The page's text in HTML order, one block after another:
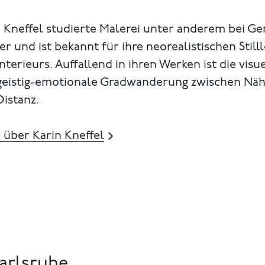
Kneffel studierte Malerei unter anderem bei
und ist bekannt für ihre neorealistischen
Auffallend in ihren Werken ist die
emotionale Gradwanderung zwischen
über Karin Kneffel